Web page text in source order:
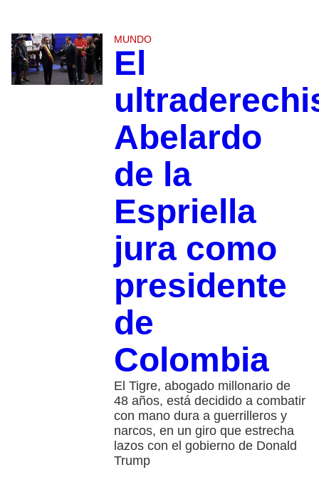
MUNDO
El
Abelardo
de la
Espriella
jura como
presidente
de
Colombia
El Tigre, abogado millonario de
48 años, está decidido a combatir
con mano dura a guerrilleros y
narcos, en un giro que estrecha
lazos con el gobierno de Donald
Trump